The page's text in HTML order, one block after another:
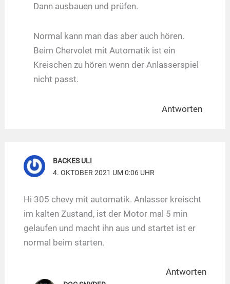
Dann ausbauen und prüfen.
Normal kann man das aber auch hören.
Beim Chervolet mit Automatik ist ein
Kreischen zu hören wenn der Anlasserspiel
nicht passt.
Antworten
BACKES ULI
4. OKTOBER 2021 UM 0:06 UHR
Hi 305 chevy mit automatik. Anlasser kreischt
im kalten Zustand, ist der Motor mal 5 min
gelaufen und macht ihn aus und startet ist er
normal beim starten.
Antworten